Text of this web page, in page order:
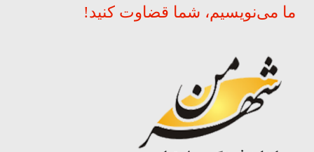
ما می‌نویسیم، شما قضاوت کنید!